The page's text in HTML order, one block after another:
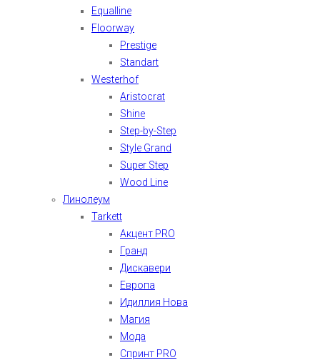
Equalline
Floorway
Prestige
Standart
Westerhof
Aristocrat
Shine
Step-by-Step
Style Grand
Super Step
Wood Line
Линолеум
Tarkett
Акцент PRO
Гранд
Дискавери
Европа
Идиллия Нова
Магия
Мода
Спринт PRO